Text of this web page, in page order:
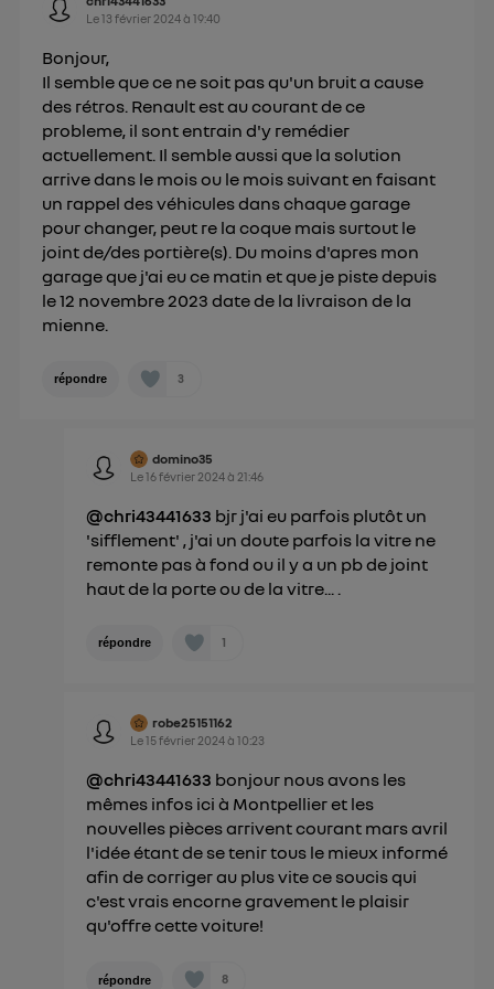
Le13 février 2024à19:40
Bonjour,
Il semble que ce ne soit pas qu'un bruit a cause
des rétros. Renault est au courant de ce
probleme, il sont entrain d'y remédier
actuellement. Il semble aussi que la solution
arrive dans le mois ou le mois suivant en faisant
un rappel des véhicules dans chaque garage
pour changer, peut re la coque mais surtout le
joint de/des portière(s). Du moins d'apres mon
garage que j'ai eu ce matin et que je piste depuis
le 12 novembre 2023 date de la livraison de la
mienne.
répondre 3
domino35
Le16 février 2024à 21:46
@chri43441633 bjr j'ai eu parfois plutôt un
'sifflement' , j'ai un doute parfois la vitre ne
remonte pas à fond ou il y a un pb de joint
haut de la porte ou de la vitre... .
répondre 1
robe25151162
Le15 février 2024à10:23
@chri43441633 bonjour nous avons les
mêmes infos ici à Montpellier et les
nouvelles pièces arrivent courant mars avril
l'idée étant de se tenir tous le mieux informé
afin de corriger au plus vite ce soucis qui
c'est vrais encorne gravement le plaisir
qu'offre cette voiture!
répondre 8
L'identifiant est associé à votre connexion
même connexion et ayant consenties se verront
attribuer le même identifiant. En général :
Pour uneconnexion foyer(ex : Wi-Fi), la personnalisation sera basée
sur la navigation des membres du foyer ayant consentis.
Pour uneconnexion mobile, la personnalisation sera basée
uniquement sur la navigation de l'utilisateur du mobile.
Vous pouvez à tout moment retirer ce
consentement surle portail d’Utiq("
") ou via la page « gérer Utiq » en bas de ce site.
Pour plus d'informations, veuillez consulterla
Politique d'information sur les données